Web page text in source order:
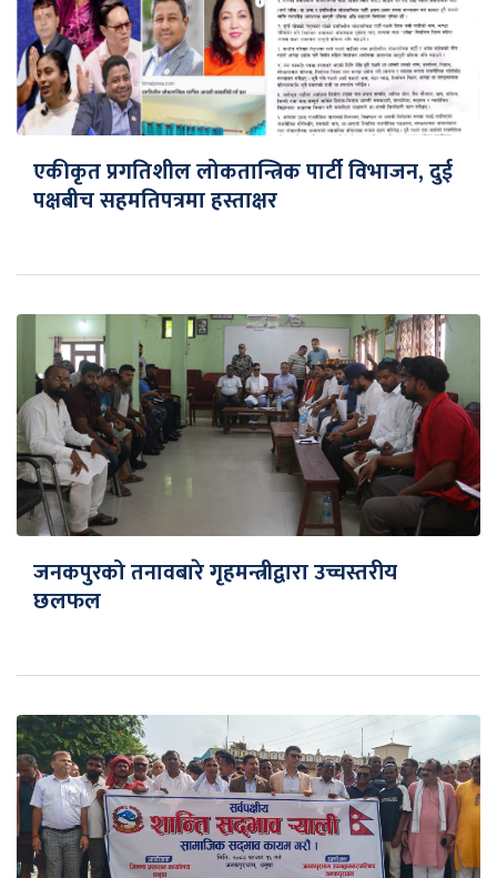
एकीकृत प्रगतिशील लोकतान्त्रिक पार्टी विभाजन, दुई
पक्षबीच सहमतिपत्रमा हस्ताक्षर
जनकपुरको तनावबारे गृहमन्त्रीद्वारा उच्चस्तरीय
छलफल